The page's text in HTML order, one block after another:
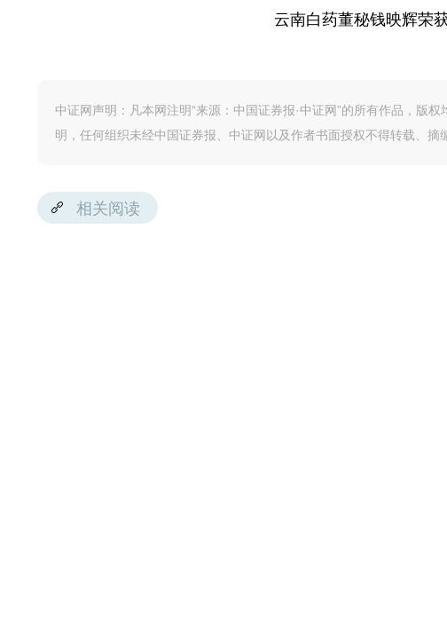
云南白药董秘钱映辉荣
中证网声明：凡本网注明“来源：中国证券报·中证网”的所有作品，版
明，任何组织未经中国证券报、中证网以及作者书面授权不得转载、摘
相关阅读